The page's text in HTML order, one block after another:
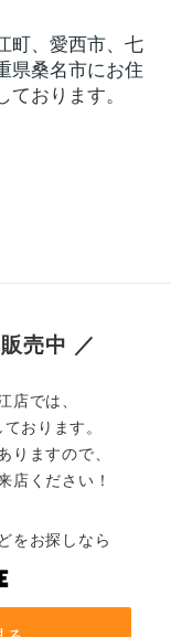
町、愛西市、七
県桑名市にお住
おります。
売中 ／
店では、
おります。
りますので、
店ください！
をお探しなら